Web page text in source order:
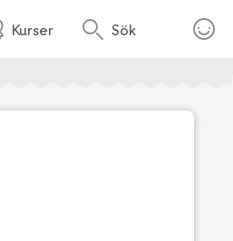
Kurser Sök
Foto:TV4